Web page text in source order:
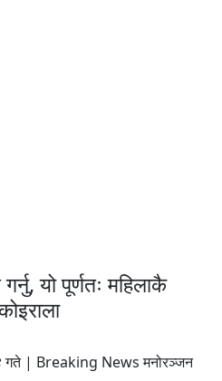
यो पूर्णतः महिलाकै
गते | Breaking News मनोरञ्जन